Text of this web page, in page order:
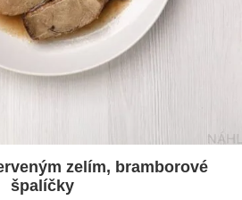
zelím, bramborové
špalíčky